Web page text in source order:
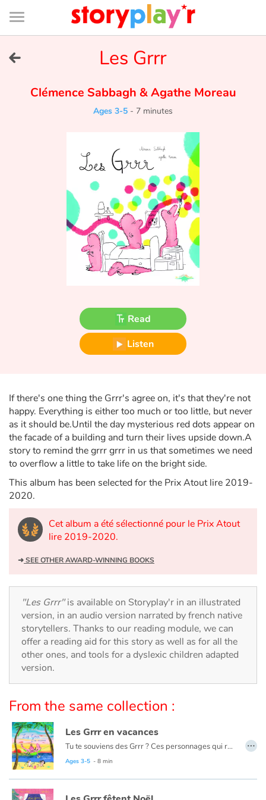
Connexion
Bibliothèque
de
page
Tales and classics in french
Fable, myth, literature and poetry
Ogres, monsters and witches
The animals
Travel, epic, investigation, adventure
Around the world
Arts, space, activities
Documentaries
Daily life and hobbies
At school
Festivals and events
Love and friendship
Social issues
Emotions and feelings
Les Grrr
Clémence Sabbagh &Agathe Moreau
Ages 3-5 - 7 minutes
Read
Listen
If there's one thing the Grrr's agree on, it's that they're not
happy. Everything is either too much or too little, but never
as it should be.Until the day mysterious red dots appear on
the facade of a building and turn their lives upside down.A
story to remind the grrr grrr in us that sometimes we need
to overflow a little to take life on the bright side.
This album has been selected for the Prix Atout lire 2019-
2020.
Cet album a été sélectionné pour le Prix Atout
lire 2019-2020.
➜SEE OTHER AWARD-WINNING BOOKS
"Les Grrr"is available on Storyplay'r in an illustrated
version, in an audio version narrated by french native
storytellers. Thanks to our reading module, we can
offer a reading aid for this story as well as for all the
other ones, and tools for a dyslexic children adapted
version.
From the same collection :
Les Grrr en vacances
Tu te souviens des Grrr ? Ces personnages qui ronchonnent tout le temps ?
Il s’agit d’un album jeunesse très drôle qui vous fera voir la vie du bon côté et profiter des plaisirs simples qu’elle vous offre.
Ages 3-5 - 8 min
…